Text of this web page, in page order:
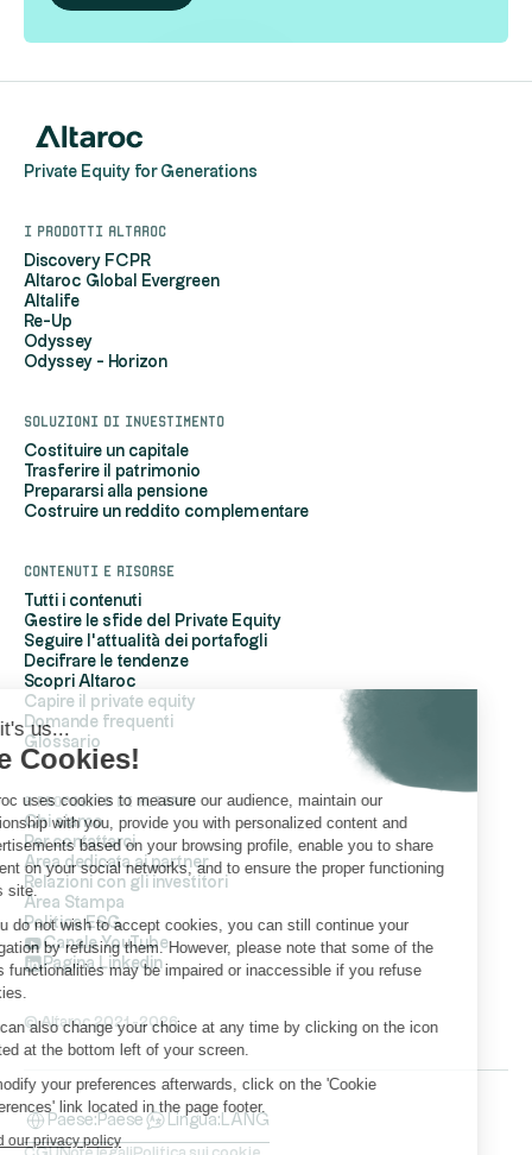
Hi, it's us...
the Cookies!
Altaroc uses cookies to measure our audience, maintain our
relationship with you, provide you with personalized content and
advertisements based on your browsing profile, enable you to share
content on your social networks, and to ensure the proper functioning
of its site.
If you do not wish to accept cookies, you can still continue your
navigation by refusing them. However, please note that some of the
site's functionalities may be impaired or inaccessible if you refuse
You can also change your choice at any time by clicking on the icon
located at the bottom left of your screen.
To modify your preferences afterwards, click on the 'Cookie
Preferences' link located in the page footer.
Read our privacy policy
Private Equity for Generations
I prodotti Altaroc
Discovery FCPR
Altaroc Global Evergreen
Altalife
Re-Up
Odyssey
Odyssey - Horizon
Soluzioni di investimento
Costituire un capitale
Trasferire il patrimonio
Prepararsi alla pensione
Costruire un reddito complementare
Contenuti e risorse
Tutti i contenuti
Gestire le sfide del Private Equity
Seguire l'attualità dei portafogli
Decifrare le tendenze
Scopri Altaroc
Capire il private equity
Domande frequenti
Glossario
A proposito di Altaroc
Chi siamo
Per contattarci
Area dedicata ai partner
Relazioni con gli investitori
Area Stampa
Politica ESG
Canale YouTube
Pagina Linkedin
© Altaroc 2021 -2026
Paese: Paese Lingua: LANG